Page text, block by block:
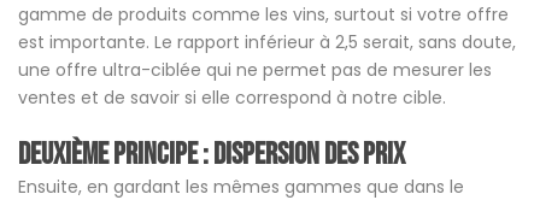
gamme de produits comme les vins, surtout si votre offre
est importante. Le rapport inférieur à 2,5 serait, sans doute,
une offre ultra-ciblée qui ne permet pas de mesurer les
ventes et de savoir si elle correspond à notre cible.
Deuxième principe : Dispersion des prix
Ensuite, en gardant les mêmes gammes que dans le